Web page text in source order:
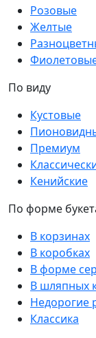
Розовые
Желтые
По виду
Кустовые
Премиум
Кенийские
По форме
В корзинах
В коробках
В форме
В шляпных
Недорогие
Классика